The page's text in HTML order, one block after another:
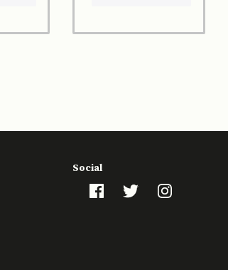
Social